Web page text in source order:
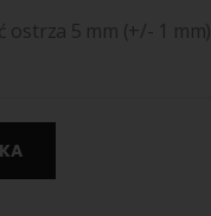
ostrza 5 mm (+/- 1 mm),